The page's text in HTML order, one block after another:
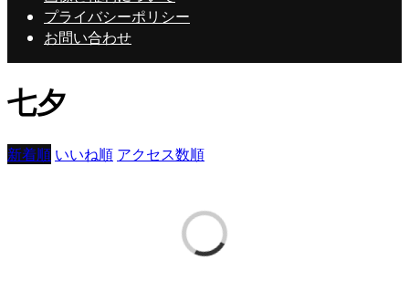
プライバシーポリシー
お問い合わせ
七夕
新着順 いいね順 アクセス数順